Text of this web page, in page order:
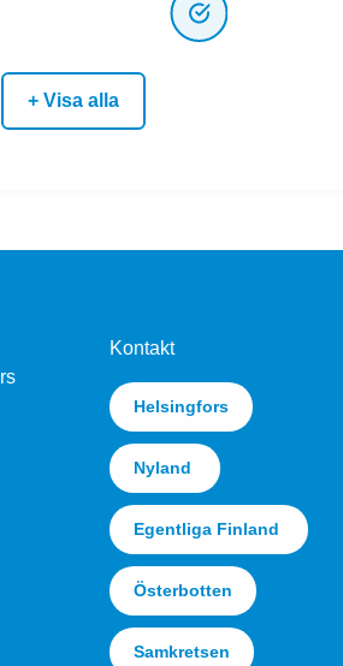
+ Visa alla
Kontakt
Helsingfors
Nyland
Egentliga Finland
Österbotten
Samkretsen